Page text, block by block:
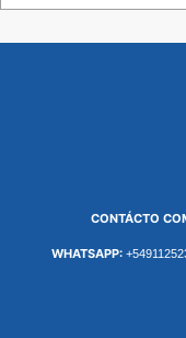
CONTÁCTO
WHATSAPP: